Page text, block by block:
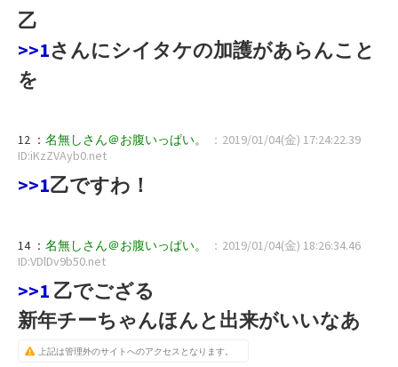
乙
>>1さんにシイタケの加護があらんこと
を
12 ： 名無しさん＠お腹いっぱい。
：2019/01/04(金) 17:24:22.39
ID:iKzZVAyb0.net
>>1乙ですわ！
14 ： 名無しさん＠お腹いっぱい。
：2019/01/04(金) 18:26:34.46
ID:VDlDv9b50.net
>>1 乙でござる
新年チーちゃんほんと出来がいいなあ
上記は管理外のサイトへのアクセスとなります。